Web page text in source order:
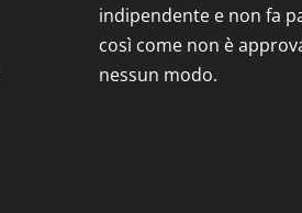
indipendente e non fa
così come non è
nessun modo.